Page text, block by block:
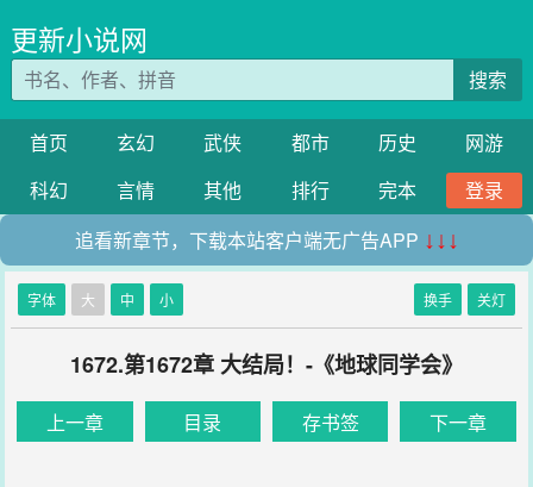
更新小说网
搜索
首页 玄幻 武侠 都市 历史
网游
科幻
言情 其他 排行 完本
登录
追看新章节，下载本站客户端无广告APP ↓↓↓
字体 大 中 小 换手 关灯
1672.第1672章 大结局！-《地球同学会》
上一章 目录 存书签 下一章